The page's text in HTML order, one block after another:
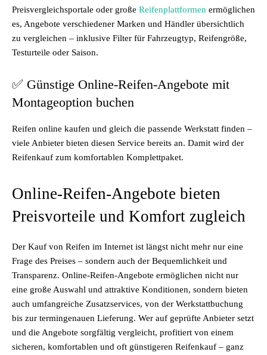
Preisvergleichsportale oder große Reifenplattformen ermöglichen
es, Angebote verschiedener Marken und Händler übersichtlich
zu vergleichen – inklusive Filter für Fahrzeugtyp, Reifengröße,
Testurteile oder Saison.
✅ Günstige Online-Reifen-Angebote mit
Montageoption buchen
Reifen online kaufen und gleich die passende Werkstatt finden –
viele Anbieter bieten diesen Service bereits an. Damit wird der
Reifenkauf zum komfortablen Komplettpaket.
Online-Reifen-Angebote bieten
Preisvorteile und Komfort zugleich
Der Kauf von Reifen im Internet ist längst nicht mehr nur eine
Frage des Preises – sondern auch der Bequemlichkeit und
Transparenz. Online-Reifen-Angebote ermöglichen nicht nur
eine große Auswahl und attraktive Konditionen, sondern bieten
auch umfangreiche Zusatzservices, von der Werkstattbuchung
bis zur termingenauen Lieferung. Wer auf geprüfte Anbieter setzt
und die Angebote sorgfältig vergleicht, profitiert von einem
sicheren, komfortablen und oft günstigeren Reifenkauf – ganz